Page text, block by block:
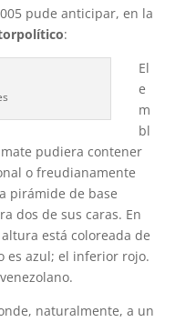
pude anticipar, en la
:
El
e
m
bl
pudiera contener
o freudianamente
pirámide de base
dos de sus caras. En
está coloreada de
es azul; el inferior rojo.
naturalmente, a un